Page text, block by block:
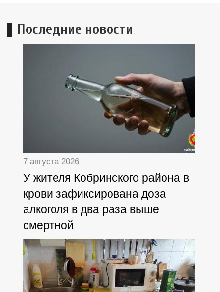
Последние новости
7 августа 2026
У жителя Кобринского района в
крови зафиксирована доза
алкоголя в два раза выше
смертной